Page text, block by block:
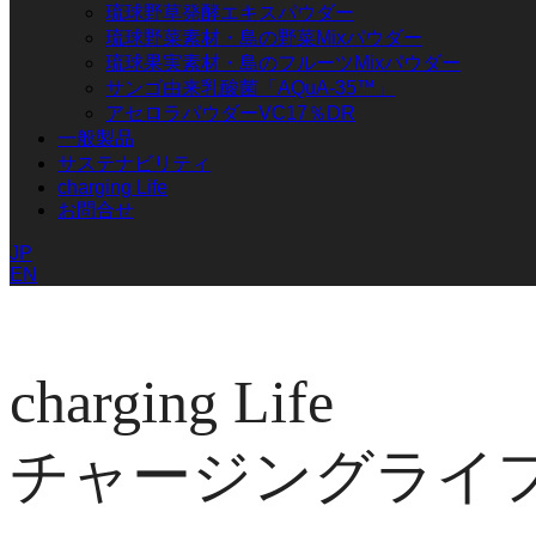
琉球野草発酵エキスパウダー
琉球野菜素材・島の野菜Mixパウダー
琉球果実素材・島のフルーツMixパウダー
サンゴ由来乳酸菌「AQuA-35™」
アセロラパウダーVC17％DR
一般製品
サステナビリティ
charging Life
お問合せ
JP
EN
charging Life
チャージングライ